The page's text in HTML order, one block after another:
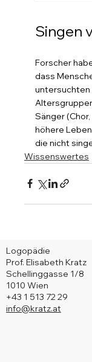
Singen
Forscher
dass
untersuchten
Sänger
höhere
die nicht
Wissenswertes
Logopädie
Prof. Elisabeth Kratz
Schellinggasse 1/8
1010 Wien
+43 1 513 72 29
info@kratz.at